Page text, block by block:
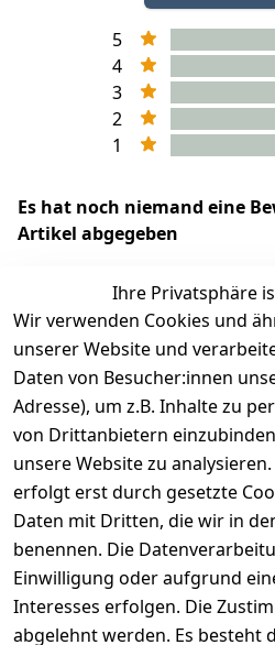
5
4
3
2
1
Es hat noch niemand eine
Artikel abgegeben
EU-Verantwortliche Person -
Ihre Privatsphäre
Wir verwenden Cookies und
unserer Website und
Daten von Besucher:innen
Adresse), um z.B. Inhalte zu
von Drittanbietern
unsere Website zu
erfolgt erst durch gesetzte
Daten mit Dritten, die wir in
benennen. Die
Einwilligung oder aufgrund
Interesses erfolgen. Die
abgelehnt werden. Es besteht
RechtlichesServices